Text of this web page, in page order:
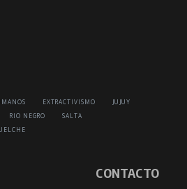
EXTRACTIVISMO
JUJUY
RIO NEGRO
SALTA
CONTACTO